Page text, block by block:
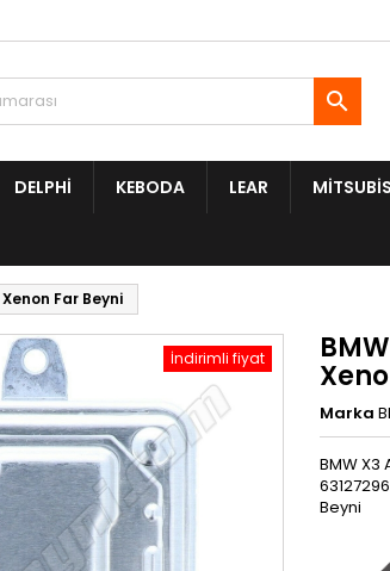

DELPHI KEBODA LEAR
Xenon Far Beyni
İndirimli fiyat
Marka
BMW X3
Beyni